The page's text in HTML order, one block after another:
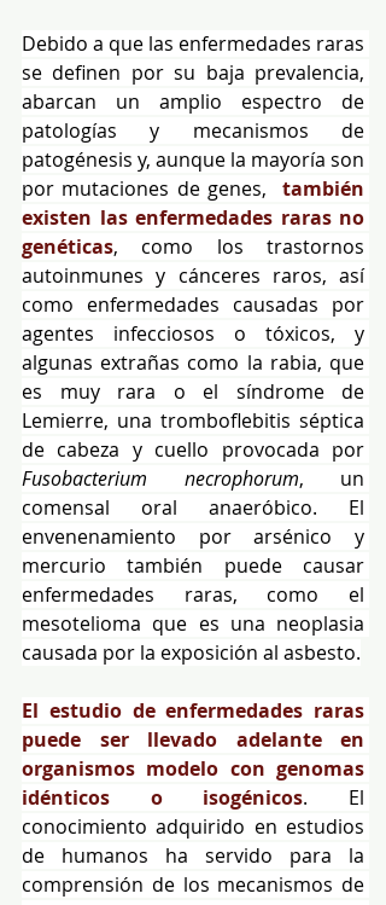
Debido a que las enfermedades raras
se definen por su baja prevalencia,
abarcan un amplio espectro de
patologías y mecanismos de
patogénesis y, aunque la mayoría son
por mutaciones de genes, también
existen las enfermedades raras no
genéticas, como los trastornos
autoinmunes y cánceres raros, así
como enfermedades causadas por
agentes infecciosos o tóxicos, y
algunas extrañas como la rabia, que
es muy rara o el síndrome de
Lemierre, una tromboflebitis séptica
Fusobacterium necrophorum, un
comensal oral anaeróbico. El
envenenamiento por arsénico y
mercurio también puede causar
enfermedades raras, como el
mesotelioma que es una neoplasia
causada por la exposición al asbesto.
El estudio de enfermedades raras
puede ser llevado adelante en
organismos modelo con genomas
idénticos o isogénicos. El
conocimiento adquirido en estudios
de humanos ha servido para la
comprensión de los mecanismos de